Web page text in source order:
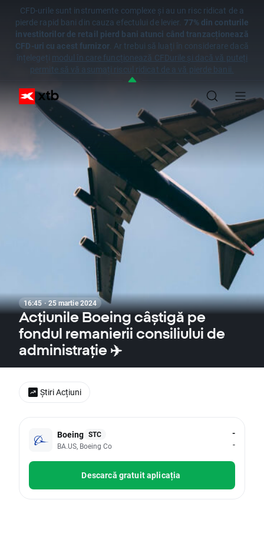
CFD-urile sunt instrumente complexe și au un risc ridicat de a
pierde rapid bani din cauza efectului de levier. 77% din conturile
investitorilor de retail pierd bani atunci când tranzacționează
CFD-uri cu acest furnizor. Ar trebui să luați în considerare dacă
înțelegeți modul în care funcționează CFDurile și dacă vă puteți
permite să vă asumați riscul ridicat de a vă pierde banii.
16:45 · 25 martie 2024
Acțiunile Boeing câștigă pe
fondul remanierii consiliului de
administrație ✈️
Boeing STC
BA.US, Boeing Co
-
-
Descarcă gratuit aplicația
Știri Acțiuni